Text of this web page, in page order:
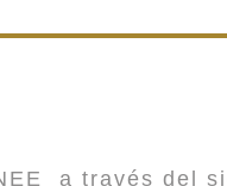
a través del